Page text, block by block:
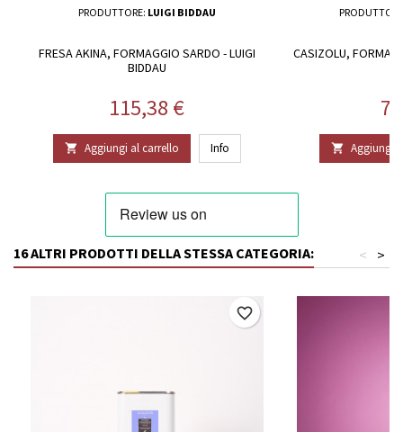
PRODUTTORE: LUIGI BIDDAU
FRESA AKINA, FORMAGGIO SARDO - LUIGI
BIDDAU
Prezzo
115,38 €
 Aggiungi al carrello Info
CASIZOLU,
 Aggiungi
16 ALTRI PRODOTTI DELLA STESSA CATEGORIA: >
<
favorite_border